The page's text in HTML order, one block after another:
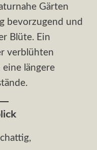
Gärten
bevorzugend und
Blüte. Ein
verblühten
längere